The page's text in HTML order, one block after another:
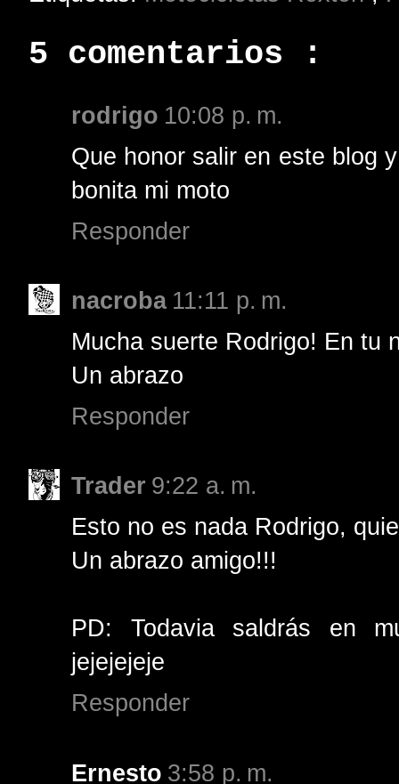
5 comentarios :
rodrigo 10:08 p. m.
Que honor salir en este blog
bonita mi moto
Responder
nacroba 11:11 p. m.
Mucha suerte Rodrigo! En tu
Un abrazo
Responder
Trader 9:22 a. m.
Esto no es nada Rodrigo,
Un abrazo amigo!!!
PD: Todavia saldrás en
jejejejeje
Responder
Ernesto 3:58 p. m.